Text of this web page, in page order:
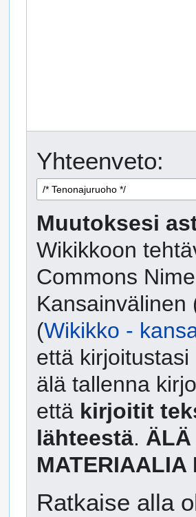
Yhteenveto:
Muutoksesi
Wikikkoon
Commons
Kansainvälinen
(Wikikko -
että
älä tallenna
että kirjoitit
lähteestä. ÄLÄ
MATERIAALIA
Ratkaise alla